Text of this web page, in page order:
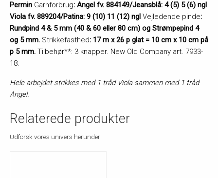
Permin Garnforbrug: Angel fv. 884149/Jeansblå: 4 (5) 5 (6) ngl
Viola fv. 889204/Patina: 9 (10) 11 (12) ngl Vejledende pinde:
Rundpind 4 & 5 mm (40 & 60 eller 80 cm) og Strømpepind 4
og 5 mm. Strikkefasthed: 17 m x 26 p glat = 10 cm x 10 cm på
p 5 mm. Tilbehør**: 3 knapper. New Old Company art. 7933-
18.
Hele arbejdet strikkes med 1 tråd Viola sammen med 1 tråd
Angel.
Relaterede produkter
Udforsk vores univers herunder